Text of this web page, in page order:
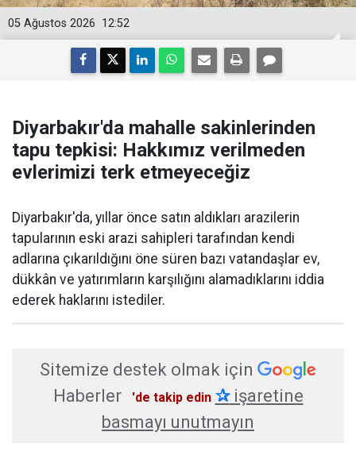
12:52
05 Ağustos 2026
Diyarbakır'da mahalle sakinlerinden
tapu tepkisi: Hakkımız verilmeden
evlerimizi terk etmeyeceğiz
Diyarbakır'da, yıllar önce satın aldıkları arazilerin
tapularının eski arazi sahipleri tarafından kendi
adlarına çıkarıldığını öne süren bazı vatandaşlar ev,
dükkân ve yatırımların karşılığını alamadıklarını iddia
ederek haklarını istediler.
Sitemize destek olmak için
Haberler
'de takip edin ✰işaretine
basmayı unutmayın